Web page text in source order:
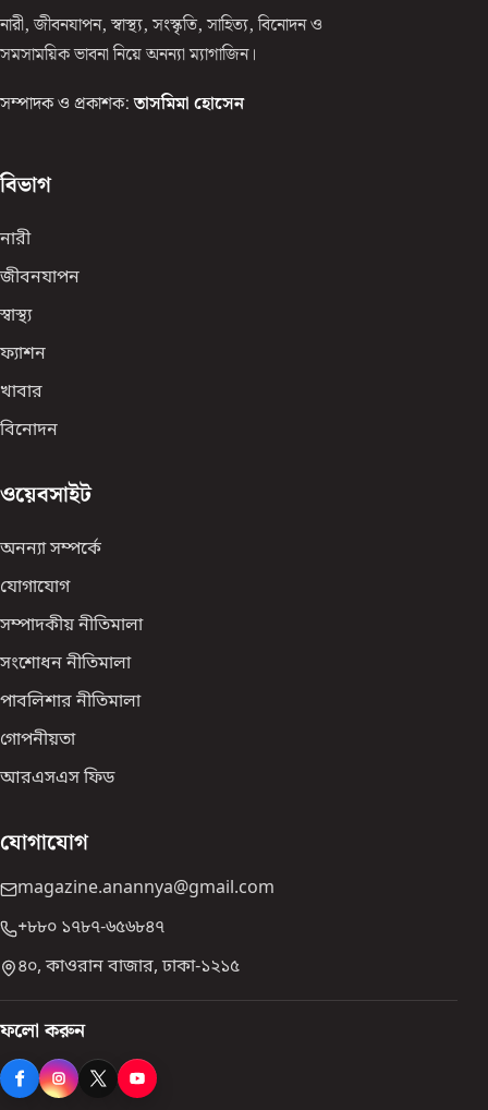
নারী, জীবনযাপন, স্বাস্থ্য, সংস্কৃতি, সাহিত্য, বিনোদন ও
সমসাময়িক ভাবনা নিয়ে অনন্যা ম্যাগাজিন।
সম্পাদক ও প্রকাশক: তাসমিমা হোসেন
বিভাগ
নারী
জীবনযাপন
স্বাস্থ্য
ফ্যাশন
খাবার
বিনোদন
ওয়েবসাইট
অনন্যা সম্পর্কে
যোগাযোগ
সম্পাদকীয় নীতিমালা
সংশোধন নীতিমালা
পাবলিশার নীতিমালা
গোপনীয়তা
আরএসএস ফিড
যোগাযোগ
magazine.anannya@gmail.com
+৮৮০ ১৭৮৭-৬৫৬৮৪৭
৪০, কাওরান বাজার, ঢাকা-১২১৫
ফলো করুন